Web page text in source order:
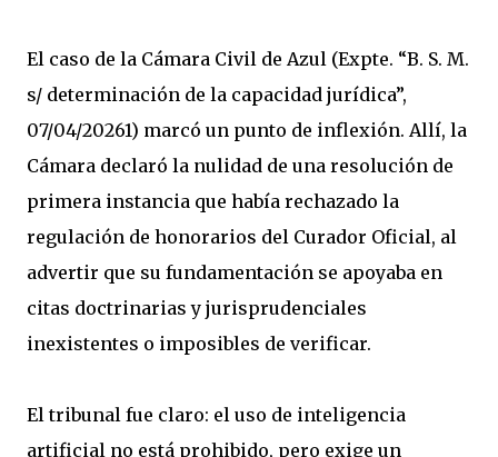
El caso de la Cámara Civil de Azul (Expte. “B. S. M.
s/ determinación de la capacidad jurídica”,
07/04/20261) marcó un punto de inflexión. Allí, la
Cámara declaró la nulidad de una resolución de
primera instancia que había rechazado la
regulación de honorarios del Curador Oficial, al
advertir que su fundamentación se apoyaba en
citas doctrinarias y jurisprudenciales
inexistentes o imposibles de verificar.
El tribunal fue claro: el uso de inteligencia
artificial no está prohibido, pero exige un